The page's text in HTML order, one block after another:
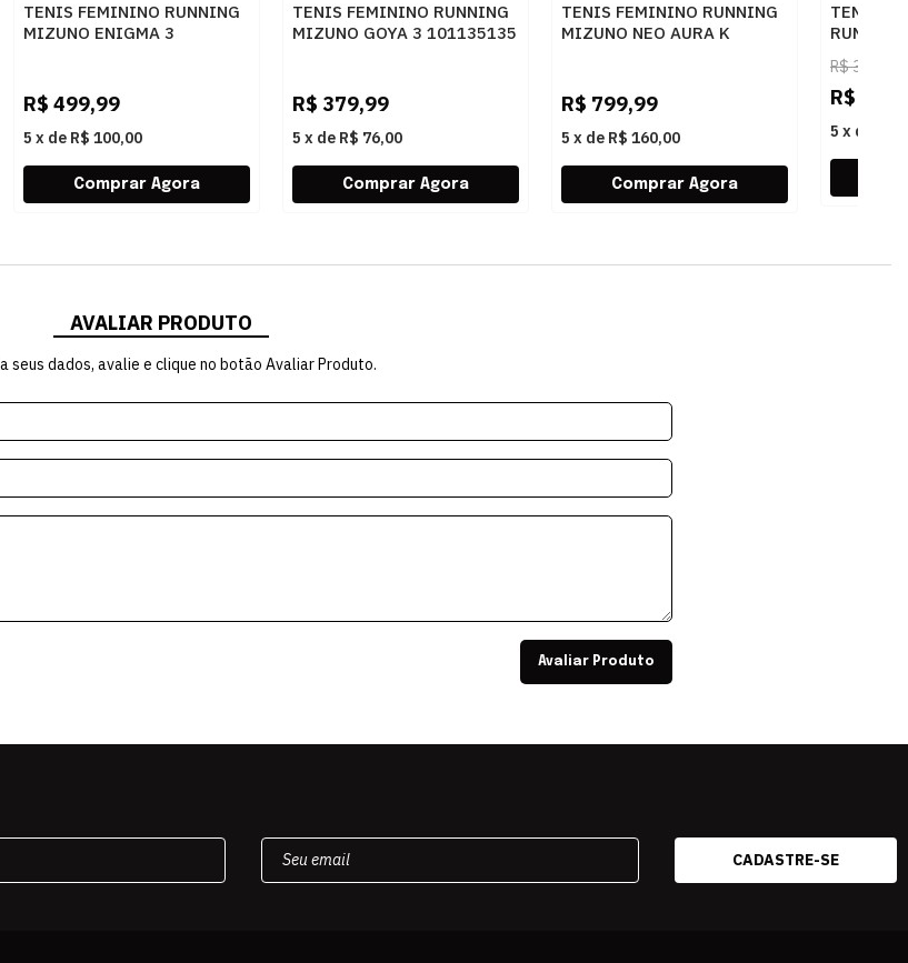
TENIS FEMININO RUNNING
MIZUNO ENIGMA 3
R$ 499,99
5 x de R$ 100,00
TENIS FEMININO RUNNING
MIZUNO GOYA 3 101135135
R$ 379,99
5 x de R$ 76,00
TENIS FEMININO RUNNING
MIZUNO NEO AURA K
R$ 799,99
5 x de R$ 160,00
TENIS
2
R$399,99
R$
5 x de
AVALIAR PRODUTO
seus dados, avalie e clique no botão Avaliar Produto.
Avaliar Produto